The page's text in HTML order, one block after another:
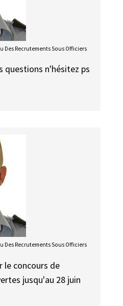
Des Recrutements Sous Officiers
questions n'hésitez ps
Des Recrutements Sous Officiers
le concours de
jusqu'au 28 juin